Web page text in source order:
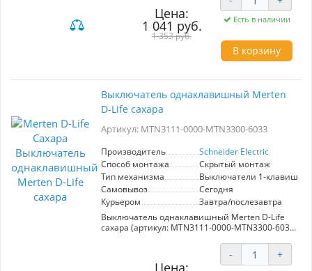
Изготовленная из высококачественных
материалов, она обеспечивает безопасность
эксплуатации благодаря наличию шторок,
которые предотвращают случайное попадание
посторонних предметов. Эта модель
отличается современным дизайном и
Удобное расположение контактов и прочная
использование простыми и безопасными.
Розетка подходит для любых стандартных
заземление, что особенно важно для защиты
Выберите Merten D-Life для сочетания
функциональности и эстетики в вашем
пространстве.
Цена:
1 041 руб.
1 353 руб.
Есть в наличии
В корзину
Выключатель однаклавишный Merten
D-Life сахара
Артикул: MTN3111-0000-MTN3300-6033
Производитель
Schneider Electric
Способ монтажа
Скрытый монтаж
Тип механизма
Выключатели 1-
Самовывоз
Сегодня
Курьером
Завтра/послезавтра
Выключатель однаклавишный Merten D-Life
сахара (артикул: MTN3111-0000-MTN3300-6033)
практичное решение для управления
электроэнергией в вашем доме или офисе. Он
Цена:
- +